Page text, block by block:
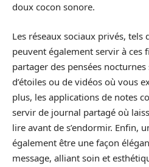
doux cocon sonore.
Les réseaux sociaux privés, tels
peuvent également servir à ces
partager des pensées
d’étoiles ou de vidéos où vous
plus, les applications de notes
servir de journal partagé où
lire avant de s’endormir. Enfin,
également être une façon
message, alliant soin et